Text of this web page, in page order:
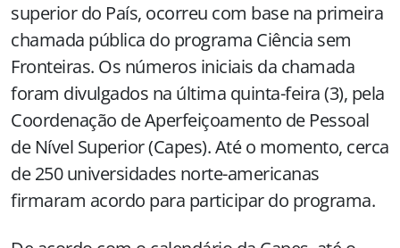
superior do País, ocorreu com base na primeira
chamada pública do programa Ciência sem
Fronteiras. Os números iniciais da chamada
foram divulgados na última quinta-feira (3), pela
Coordenação de Aperfeiçoamento de Pessoal
de Nível Superior (Capes). Até o momento, cerca
de 250 universidades norte-americanas
firmaram acordo para participar do programa.